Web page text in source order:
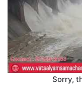
Sorry,